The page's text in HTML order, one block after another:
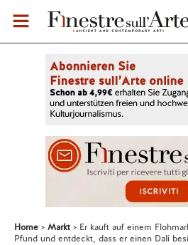
Home Markt
Er kauft auf einem
Pfund und entdeckt, dass er einen Dalí